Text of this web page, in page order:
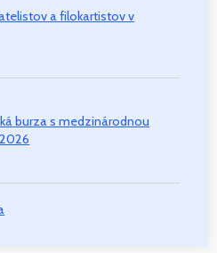
a filokartistov v
burza s medzinárodnou